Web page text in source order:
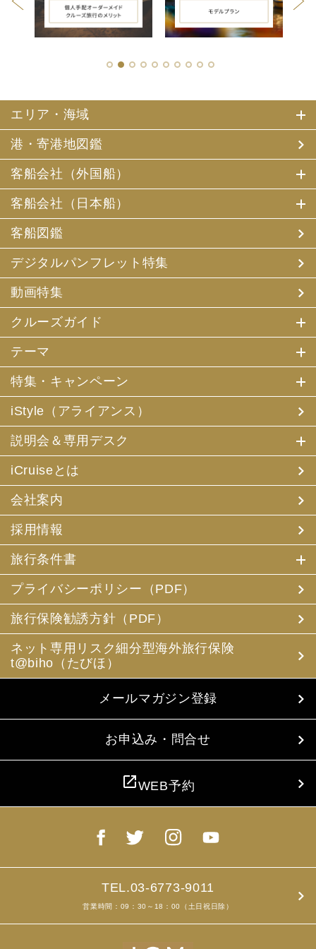
1 2 3 4 5 6 7 8 9 10
エリア・海域
港・寄港地図鑑
客船会社（外国船）
客船会社（日本船）
客船図鑑
デジタルパンフレット特集
動画特集
クルーズガイド
テーマ
特集・キャンペーン
iStyle（アライアンス）
説明会＆専用デスク
iCruiseとは
会社案内
採用情報
旅行条件書
プライバシーポリシー（PDF）
旅行保険勧誘方針（PDF）
ネット専用リスク細分型海外旅行保険
t@biho（たびほ）
メールマガジン登録
お申込み・問合せ
open_in_newWEB予約
TEL.03-6773-9011
営業時間：09：30～18：00（土日祝日除）